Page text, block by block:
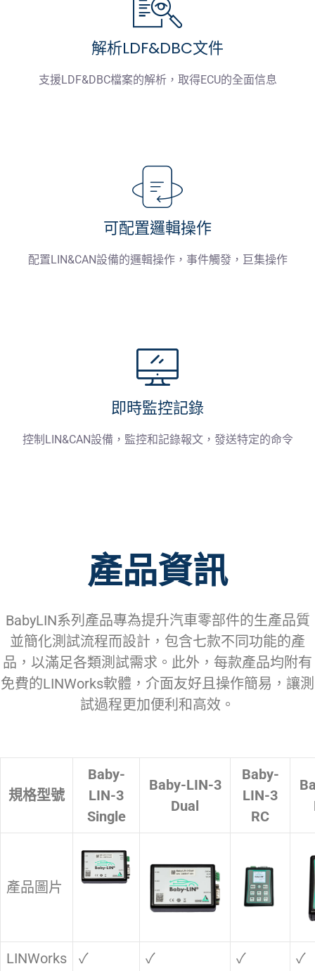
解析LDF&DBC文件
支援LDF&DBC檔案的解析，取得ECU的全面信息
可配置邏輯操作
配置LIN&CAN設備的邏輯操作，事件觸發，巨集操作
即時監控記錄
控制LIN&CAN設備，監控和記錄報文，發送特定的命令
產品資訊
BabyLIN系列產品專為提升汽車零部件的生產品質
並簡化測試流程而設計，包含七款不同功能的產
品，以滿足各類測試需求。此外，每款產品均附有
免費的LINWorks軟體，介面友好且操作簡易，讓測
試過程更加便利和高效。
規格型號
Baby-
LIN-3
Single
Baby-LIN-3
Dual
Baby-
LIN-3
RC
產品圖片
LINWorks ✓ ✓ ✓ ✓